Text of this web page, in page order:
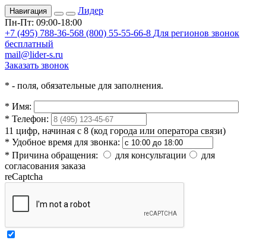
Навигация
Лидер
Пн-Пт: 09:00-18:00
+7 (495) 788-36-568 (800) 55-55-66-8 Для регионов звонок
бесплатный
mail@lider-s.ru
Заказать звонок
* - поля, обязательные для заполнения.
* Имя:
* Телефон:
11 цифр, начиная с 8 (код города или оператора связи)
* Удобное время для звонка:
* Причина обращения: для консультации
для
согласования заказа
reCaptcha